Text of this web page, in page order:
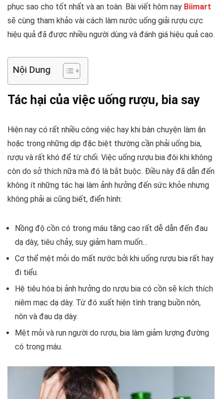
phục sao cho tốt nhất và an toàn. Bài viết hôm nay Biimart
sẽ cùng tham khảo vài cách làm nước uống giải rượu cực
hiệu quả đã được nhiều người dùng và đánh giá hiệu quả cao.
Nội Dung
Tác hại của việc uống rượu, bia say
Hiện nay có rất nhiều công việc hay khi bàn chuyện làm ăn
hoặc trong những dịp đặc biệt thường cần phải uống bia,
rượu và rất khó để từ chối. Việc uống rượu bia đôi khi không
còn do sở thích nữa mà đó là bắt buộc. Điều này đã dẫn đến
không ít những tác hại làm ảnh hưởng đến sức khỏe nhưng
không phải ai cũng biết, điển hình:
Nồng độ cồn có trong máu tăng cao rất dễ dẫn đến đau
dạ dày, tiêu chảy, suy giảm ham muốn…
Cơ thể mệt mỏi do mất nước bởi khi uống rượu bia rất hay
đi tiểu.
Hệ tiêu hóa bị ảnh hưởng do rượu bia có cồn sẽ kích thích
niêm mạc dạ dày. Từ đó xuất hiện tình trạng buồn nôn,
nôn và đau dạ dày.
Mệt mỏi và run người do rượu, bia làm giảm lượng đường
có trong máu.